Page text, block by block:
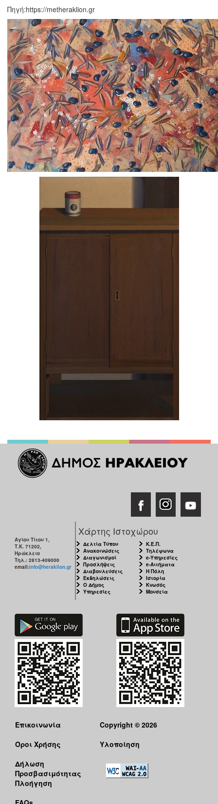
Πηγή:https://metheraklion.gr
Αγίου Τίτου 1,
Τ.Κ. 71202,
Ηράκλειο
Τηλ.: 2813-409000
email:info@heraklion.gr
Χάρτης Ιστοχώρου
Δελτία Τύπου
Ανακοινώσεις
Διαγωνισμοί
Προσλήψεις
Διαβουλεύσεις
Εκδηλώσεις
Ο Δήμος
Υπηρεσίες
Κ.Ε.Π.
Τηλέφωνα
e-Υπηρεσίες
e-Αιτήματα
Η Πόλη
Ιστορία
Κνωσός
Μουσεία
Επικοινωνία
Όροι Χρήσης
Δήλωση
Προσβασιμότητας
Πλοήγηση
Copyright © 2026
Υλοποίηση